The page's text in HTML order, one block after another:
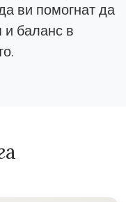
ви помогнат да
и баланс в